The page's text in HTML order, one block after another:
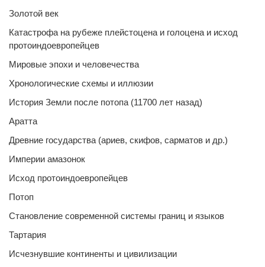
Золотой век
Катастрофа на рубеже плейстоцена и голоцена и исход
протоиндоевропейцев
Мировые эпохи и человечества
Хронологические схемы и иллюзии
История Земли после потопа (11700 лет назад)
Аратта
Древние государства (ариев, скифов, сарматов и др.)
Империи амазонок
Исход протоиндоевропейцев
Потоп
Становление современной системы границ и языков
Тартария
Исчезнувшие континенты и цивилизации